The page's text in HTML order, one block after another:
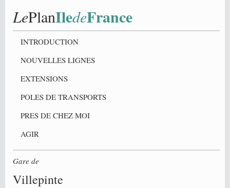
LePlanIledeFrance
INTRODUCTION
NOUVELLES LIGNES
EXTENSIONS
POLES DE TRANSPORTS
PRES DE CHEZ MOI
AGIR
Gare de
Villepinte